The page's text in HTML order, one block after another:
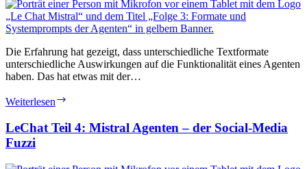
Vibe
von
Mistral
Die Erfahrung hat gezeigt, dass unterschiedliche Textformate
unterschiedliche Auswirkungen auf die Funktionalität eines Agenten
haben. Das hat etwas mit der…
Weiterlesen
3:
Formate
LeChat Teil 4: Mistral Agenten – der Social-Media
Fuzzi